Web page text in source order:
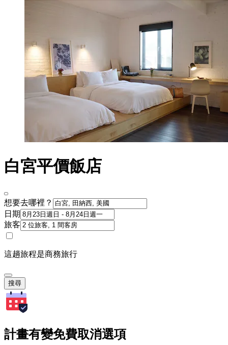
白宮平價飯店
想要去哪裡？
日期
旅客
這趟旅程是商務旅行
搜尋
計畫有變免費取消選項